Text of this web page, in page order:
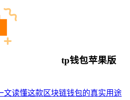
tp钱包苹果版
文读懂这款区块链钱包的真实用途